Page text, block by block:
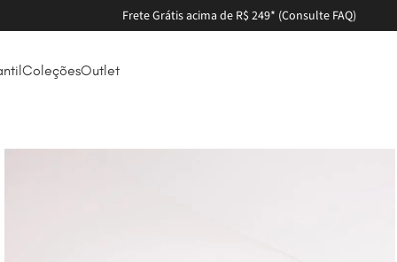
Parcele em até 6X sem juros
ColeçõesOutlet